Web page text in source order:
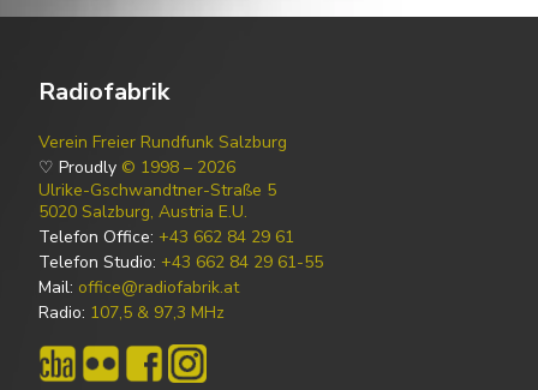
Radiofabrik
Verein Freier Rundfunk Salzburg
♡ Proudly © 1998 – 2026
Ulrike-Gschwandtner-Straße 5
5020 Salzburg, Austria E.U.
Telefon Office: +43 662 84 29 61
Telefon Studio: +43 662 84 29 61-55
Mail: office@radiofabrik.at
Radio: 107,5 & 97,3 MHz